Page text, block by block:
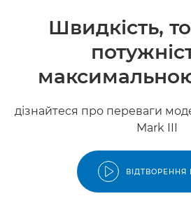
Швидкість,
дізнайтеся про переваги
Mark III
ВІДТВОРЕННЯ